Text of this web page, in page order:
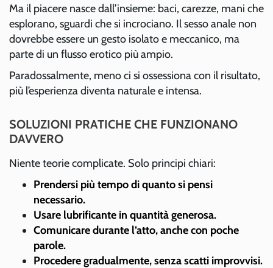
Ma il piacere nasce dall’insieme: baci, carezze, mani che
esplorano, sguardi che si incrociano. Il sesso anale non
dovrebbe essere un gesto isolato e meccanico, ma
parte di un flusso erotico più ampio.
Paradossalmente, meno ci si ossessiona con il risultato,
più l’esperienza diventa naturale e intensa.
SOLUZIONI PRATICHE CHE FUNZIONANO
DAVVERO
Niente teorie complicate. Solo principi chiari:
Prendersi più tempo di quanto si pensi
necessario.
Usare lubrificante in quantità generosa.
Comunicare durante l’atto, anche con poche
parole.
Procedere gradualmente, senza scatti improvvisi.